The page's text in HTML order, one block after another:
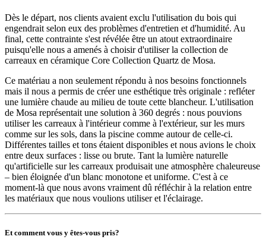
Dès le départ, nos clients avaient exclu l'utilisation du bois qui
engendrait selon eux des problèmes d'entretien et d'humidité. Au
final, cette contrainte s'est révélée être un atout extraordinaire
puisqu'elle nous a amenés à choisir d'utiliser la collection de
carreaux en céramique Core Collection Quartz de Mosa.
Ce matériau a non seulement répondu à nos besoins fonctionnels
mais il nous a permis de créer une esthétique très originale : refléter
une lumière chaude au milieu de toute cette blancheur. L'utilisation
de Mosa représentait une solution à 360 degrés : nous pouvions
utiliser les carreaux à l'intérieur comme à l'extérieur, sur les murs
comme sur les sols, dans la piscine comme autour de celle-ci.
Différentes tailles et tons étaient disponibles et nous avions le choix
entre deux surfaces : lisse ou brute. Tant la lumière naturelle
qu'artificielle sur les carreaux produisait une atmosphère chaleureuse
– bien éloignée d'un blanc monotone et uniforme. C'est à ce
moment-là que nous avons vraiment dû réfléchir à la relation entre
les matériaux que nous voulions utiliser et l'éclairage.
Et comment vous y êtes-vous pris?